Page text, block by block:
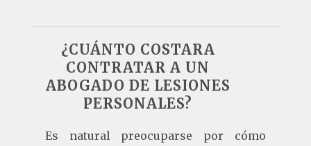
¿CUÁNTO COSTARA
CONTRATAR A UN
ABOGADO DE LESIONES
PERSONALES?
Es natural preocuparse por cómo